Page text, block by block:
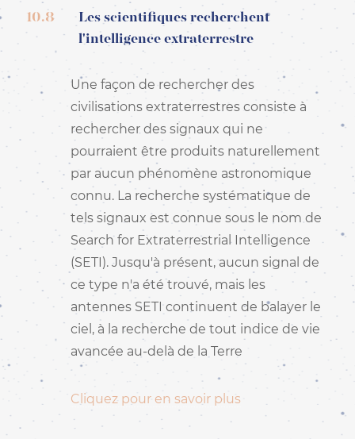
10.8
Les scientifiques recherchent
l'intelligence extraterrestre
Une façon de rechercher des
civilisations extraterrestres consiste à
rechercher des signaux qui ne
pourraient être produits naturellement
par aucun phénomène astronomique
connu. La recherche systématique de
tels signaux est connue sous le nom de
Search for Extraterrestrial Intelligence
(SETI). Jusqu'à présent, aucun signal de
ce type n'a été trouvé, mais les
antennes SETI continuent de balayer le
ciel, à la recherche de tout indice de vie
avancée au-delà de la Terre
Cliquez pour en savoir plus